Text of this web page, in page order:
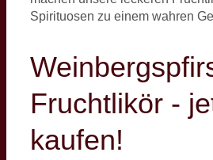
Spirituosen zu einem wahren
Fruchtlikör -
kaufen!